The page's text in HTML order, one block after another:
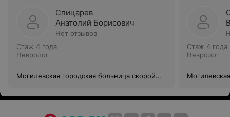
Спицарев
Анатолий Борисович
Нет отзывов
Стаж 4 года
Невролог
Могилевская городская больница скорой
Стаж 4 года
Невролог